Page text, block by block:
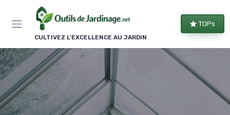
CULTIVEZ L'EXCELLENCE AU JARDIN
TOPs
Panneau de gestion des cookies